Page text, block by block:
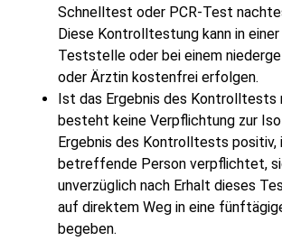
Schnelltest oder PCR-Test
Diese Kontrolltestung kann in
Teststelle oder bei einem
oder Ärztin kostenfrei erfolgen.
Ist das Ergebnis des Kontrolltests
besteht keine Verpflichtung zur
Ergebnis des Kontrolltests positiv,
betreffende Person verpflichtet,
unverzüglich nach Erhalt dieses
auf direktem Weg in eine
begeben.